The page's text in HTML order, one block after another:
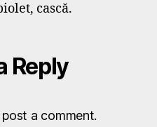
cască.
Reply
a comment.